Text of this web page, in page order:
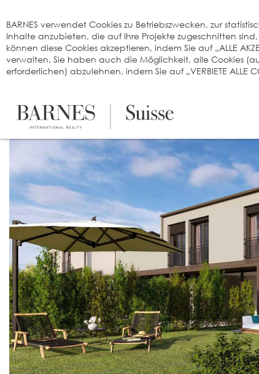
BARNES verwendet Cookies zu Betriebszwecken, zur
Inhalte anzubieten, die auf Ihre Projekte zugeschnitten
können diese Cookies akzeptieren, indem Sie auf „ALLE
verwalten. Sie haben auch die Möglichkeit, alle Cookies
erforderlichen) abzulehnen, indem Sie auf „VERBIETE ALLE